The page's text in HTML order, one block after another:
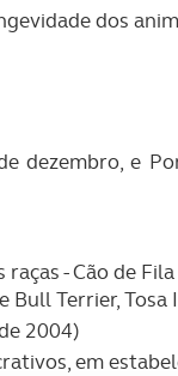
dos
dezembro, e
- Cão de
Terrier, Tosa
2004)
em